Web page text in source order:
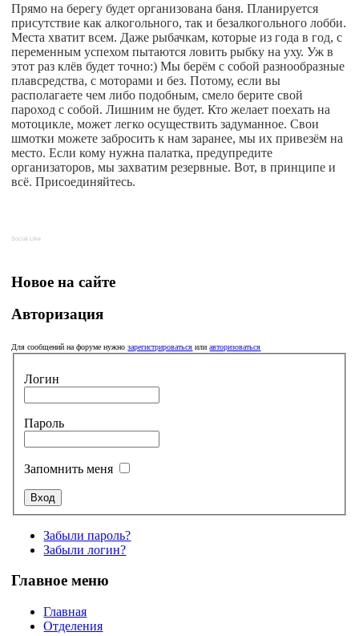
Прямо на берегу будет организована баня. Планируется
присутствие как алкогольного, так и безалкогольного лобби.
Места хватит всем. Даже рыбачкам, которые из года в год, с
переменным успехом пытаются ловить рыбку на уху. Уж в
этот раз клёв будет точно:) Мы берём с собой разнообразные
плавсредства, с моторами и без. Потому, если вы
располагаете чем либо подобным, смело берите свой
пароход с собой. Лишним не будет. Кто желает поехать на
мотоцикле, может легко осуществить задуманное. Свои
шмотки можете забросить к нам заранее, мы их привезём на
место. Если кому нужна палатка, предупредите
организаторов, мы захватим резервные. Вот, в принципе и
всё. Присоединяйтесь.
Social Like
Новое на сайте
Авторизация
Для сообщений на форуме нужнозарегистрироваться илиавторизоваться
Логин
Пароль
Запомнить меня
Забыли пароль?
Забыли логин?
Главное меню
Главная
Отделения